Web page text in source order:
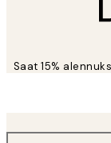
Saat 15%